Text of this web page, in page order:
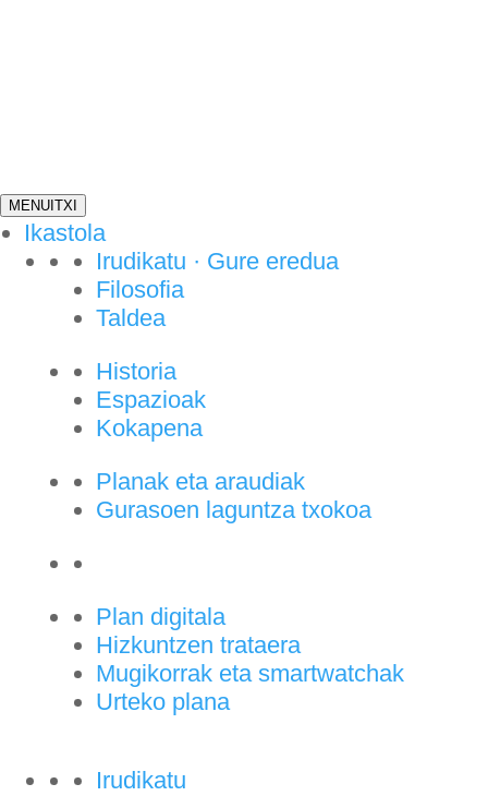
MENU ITXI
Ikastola
Irudikatu · Gure eredua
Filosofia
Taldea
Historia
Espazioak
Kokapena
Planak eta araudiak
Gurasoen laguntza txokoa
Plan digitala
Hizkuntzen trataera
Mugikorrak eta smartwatchak
Urteko plana
Irudikatu